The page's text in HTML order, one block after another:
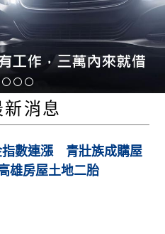
消息
指數連漲 青壯族成購屋
雄房屋土地二胎